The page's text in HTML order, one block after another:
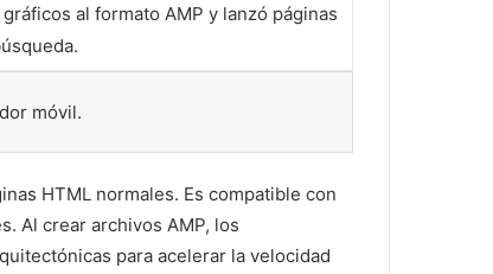
al formato AMP y lanzó páginas
móvil.
HTML normales. Es compatible con
Al crear archivos AMP, los
para acelerar la velocidad